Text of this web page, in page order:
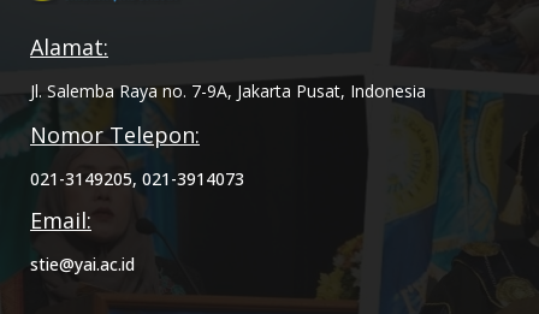
Alamat:
Jl. Salemba Raya no. 7-9A, Jakarta Pusat, Indonesia
Nomor Telepon:
021-3149205, 021-3914073
Email:
stie@yai.ac.id